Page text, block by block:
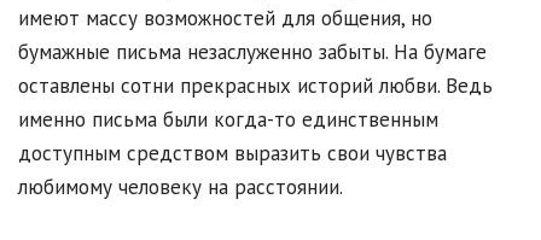
имеют массу возможностей для общения, но
бумажные письма незаслуженно забыты. На бумаге
оставлены сотни прекрасных историй любви. Ведь
именно письма были когда-то единственным
доступным средством выразить свои чувства
любимому человеку на расстоянии.